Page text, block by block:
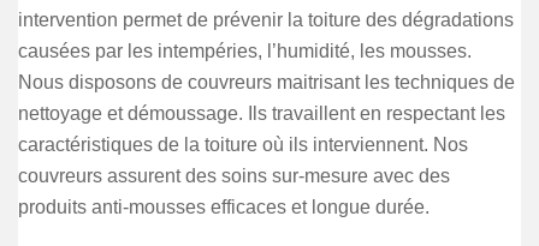
intervention permet de prévenir la toiture des dégradations
causées par les intempéries, l’humidité, les mousses.
Nous disposons de couvreurs maitrisant les techniques de
nettoyage et démoussage. Ils travaillent en respectant les
caractéristiques de la toiture où ils interviennent. Nos
couvreurs assurent des soins sur-mesure avec des
produits anti-mousses efficaces et longue durée.